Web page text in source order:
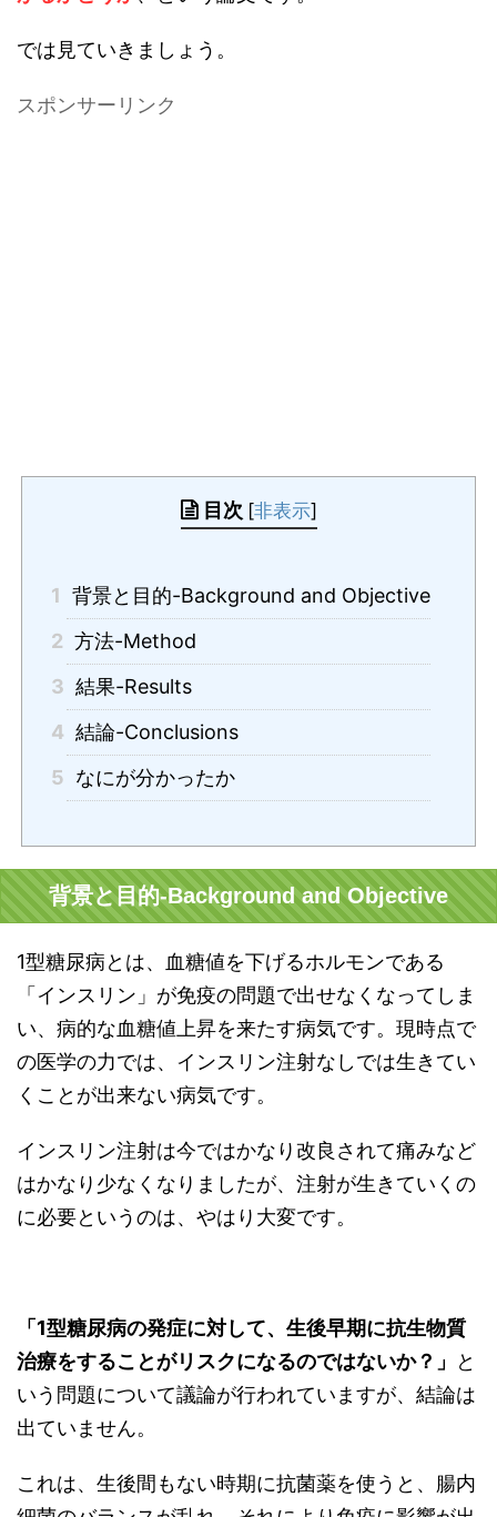
では見ていきましょう。
スポンサーリンク
目次 [非表示]
1 背景と目的-Background and Objective
2 方法-Method
3 結果-Results
4 結論-Conclusions
5 なにが分かったか
背景と目的-Background and Objective
1型糖尿病とは、血糖値を下げるホルモンである
「インスリン」が免疫の問題で出せなくなってしま
い、病的な血糖値上昇を来たす病気です。現時点で
の医学の力では、インスリン注射なしでは生きてい
くことが出来ない病気です。
インスリン注射は今ではかなり改良されて痛みなど
はかなり少なくなりましたが、注射が生きていくの
に必要というのは、やはり大変です。
「1型糖尿病の発症に対して、生後早期に抗生物質
治療をすることがリスクになるのではないか？」
と
いう問題について議論が行われていますが、結論は
出ていません。
これは、生後間もない時期に抗菌薬を使うと、腸内